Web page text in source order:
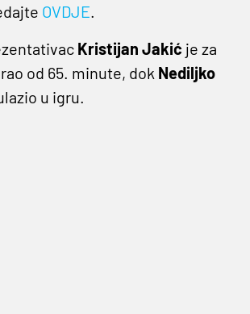
OVDJE.
Kristijan Jakić je za
od 65. minute, dok Nediljko
u igru.